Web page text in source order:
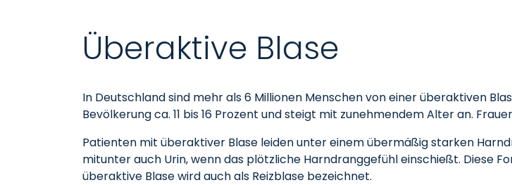
Überaktive Blase
In Deutschland sind mehr als 6 Millionen Menschen von einer überaktiven
Bevölkerung ca. 11 bis 16 Prozent und steigt mit zunehmendem Alter an.
Patienten mit überaktiver Blase leiden unter einem übermäßig starken
mitunter auch Urin, wenn das plötzliche Harndranggefühl einschießt. Diese
überaktive Blase wird auch als Reizblase bezeichnet.